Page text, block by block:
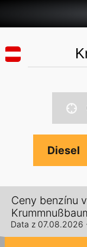
Diesel
Ceny benzínu
Data z 07.08.2026